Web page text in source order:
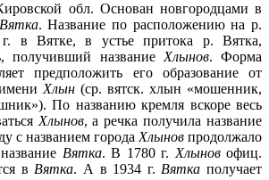
обл. Основан новгородцами в
Вятка. Название по расположению на р.
в Вятке, в устье притока р. Вятка,
получивший название Хлынов. Форма
предположить его образование от
Хлын (ср. вятск. хлын «мошенник,
По названию кремля вскоре весь
Хлынов, а речка получила название
с названием города Хлынов продолжало
Вятка. В 1780 г. Хлыновофиц.
в Вятка. А в 1934 г. Вятка получает